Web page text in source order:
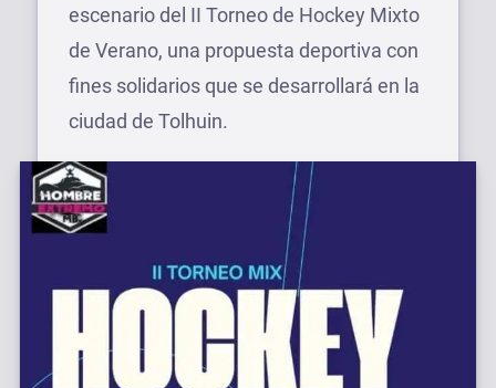
escenario del II Torneo de Hockey Mixto
de Verano, una propuesta deportiva con
fines solidarios que se desarrollará en la
ciudad de Tolhuin.